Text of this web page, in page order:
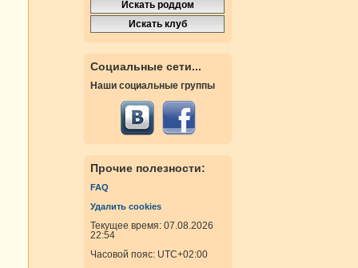
Социальные сети...
Наши социальные группы
Прочие полезности:
FAQ
Удалить cookies
Текущее время: 07.08.2026
22:54
Часовой пояс: UTC+02:00